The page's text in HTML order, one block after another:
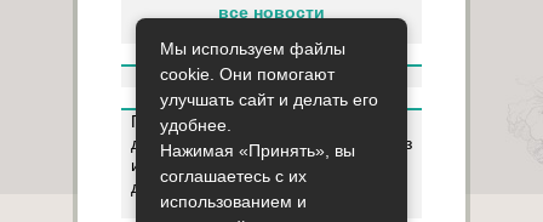
все новости
Пользуясь данным ресурсом вы
даёте разрешение на сбор, анализ
и хранение своих персональных
данных согласно Правилам
Мы используем файлы
cookie. Они помогают
улучшать сайт и делать его
удобнее.
Нажимая «Принять», вы
соглашаетесь с их
использованием и